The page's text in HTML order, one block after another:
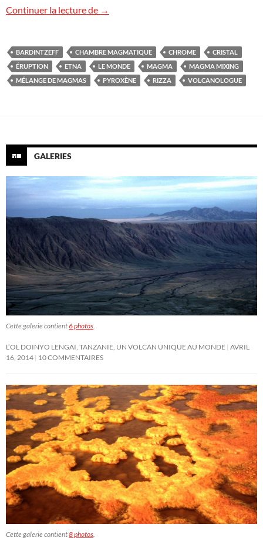
Continuer la lecture de Cristaux témoins de la montée du
→
BARDINTZEFF CHAMBRE MAGMATIQUE CHROME
CRISTAL
ÉRUPTION
ETNA LE MONDE MAGMA
MAGMA MIXING
MÉLANGE DE MAGMAS
PYROXÈNE RIZZA VOLCANOLOGUE
GALERIES
Cette galerie contient6 photos.
L’OL DOINYO LENGAI, TANZANIE, UN VOLCAN UNIQUE AU MONDE AVRIL
16, 2014 10 COMMENTAIRES
Cette galerie contient8 photos.